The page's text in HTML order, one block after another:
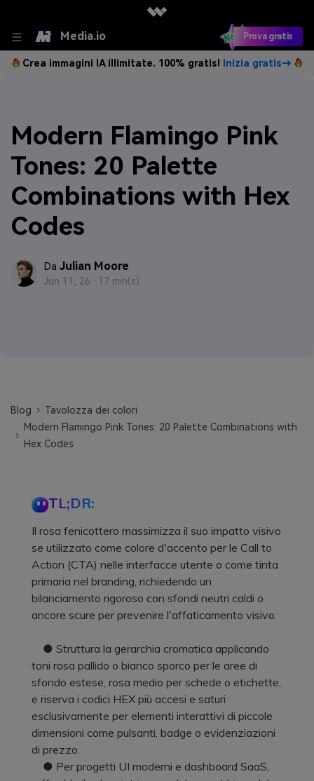
Media.io Prova gratis
Crea immagini IA illimitate. 100% gratis! Inizia gratis→
Modern Flamingo Pink
Tones: 20 Palette
Combinations with Hex
Codes
Da Julian Moore
Jun 11, 26 · 17 min(s)
Blog
Tavolozza dei colori
Modern Flamingo Pink Tones: 20 Palette Combinations with
Hex Codes
TL;DR:
Il rosa fenicottero massimizza il suo impatto visivo
se utilizzato come colore d'accento per le Call to
Action (CTA) nelle interfacce utente o come tinta
primaria nel branding, richiedendo un
bilanciamento rigoroso con sfondi neutri caldi o
ancore scure per prevenire l'affaticamento visivo.
● Struttura la gerarchia cromatica applicando
toni rosa pallido o bianco sporco per le aree di
sfondo estese, rosa medio per schede o etichette,
e riserva i codici HEX più accesi e saturi
esclusivamente per elementi interattivi di piccole
dimensioni come pulsanti, badge o evidenziazioni
di prezzo.
● Per progetti UI moderni e dashboard SaaS,